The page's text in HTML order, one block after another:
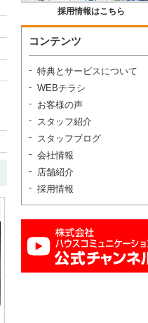
採用情報はこちら
コンテンツ
特典とサービスについて
WEBチラシ
お客様の声
スタッフ紹介
スタッフブログ
会社情報
店舗紹介
採用情報